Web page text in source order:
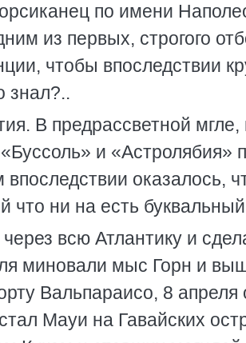
по имени
из первых, строгого
чтобы впоследствии
знал?..
В предрассветной
и «Астролябия»
оказалось,
что ни на есть
всю Атлантику и
миновали мыс Горн и
Вальпараисо, 8 апреля
Мауи на Гавайских